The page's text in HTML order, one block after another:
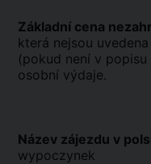
Základní cena
která nejsou
(pokud není v
osobní výdaje.
Název zájezdu v
wypoczynek